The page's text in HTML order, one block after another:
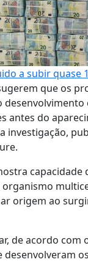
a subir quase
que os
antes do
investigação,
capacidade
origem ao
de acordo com
desenvolveram